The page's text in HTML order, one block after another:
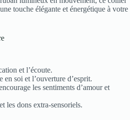
touche élégante et énergétique à votre
et l’écoute.
en soi et l’ouverture d’esprit.
les sentiments d’amour et
les dons extra-sensoriels.